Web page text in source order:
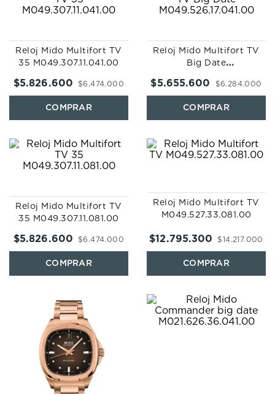
Reloj Mido Multifort TV
35 M049.307.11.041.00
$6 .474.000
$5.826.600
Reloj Mido Multifort TV
Big Date
$6. 284.000
$5.655.600
Reloj Mido Multifort TV
35 M049.307.11.081.00
$6 .474.000
$5.826.600
Reloj Mido Multifort TV
M049.527.33.081.00
$14.217.000
$12.795.300